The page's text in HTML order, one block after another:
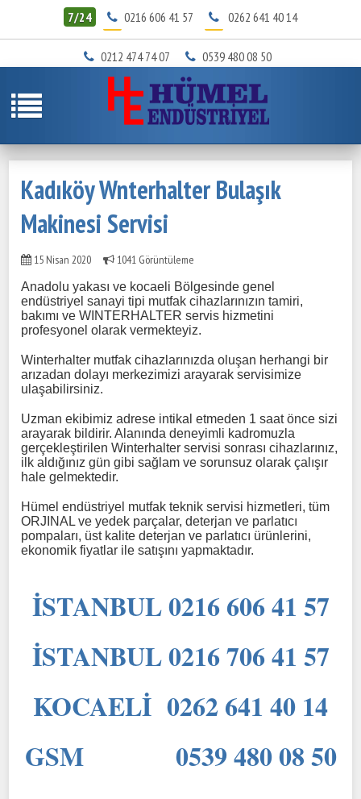
7/24 0216 606 41 57 0262 641 40 14
0212 474 74 07 0539 480 08 50
Kadıköy Wnterhalter Bulaşık
Makinesi Servisi
15 Nisan 2020 1041 Görüntüleme
Anadolu yakası ve kocaeli Bölgesinde genel
endüstriyel sanayi tipi mutfak cihazlarınızın tamiri,
bakımı ve WINTERHALTER servis hizmetini
profesyonel olarak vermekteyiz.
Winterhalter mutfak cihazlarınızda oluşan herhangi bir
arızadan dolayı merkezimizi arayarak servisimize
ulaşabilirsiniz.
Uzman ekibimiz adrese intikal etmeden 1 saat önce sizi
arayarak bildirir. Alanında deneyimli kadromuzla
gerçekleştirilen Winterhalter servisi sonrası cihazlarınız,
ilk aldığınız gün gibi sağlam ve sorunsuz olarak çalışır
hale gelmektedir.
Hümel endüstriyel mutfak teknik servisi hizmetleri, tüm
ORJINAL ve yedek parçalar, deterjan ve parlatıcı
pompaları, üst kalite deterjan ve parlatıcı ürünlerini,
ekonomik fiyatlar ile satışını yapmaktadır.
İSTANBUL 0216 606 41 57
İSTANBUL 0216 706 41 57
KOCAELİ 0262 641 40 14
GSM 0539 480 08 50